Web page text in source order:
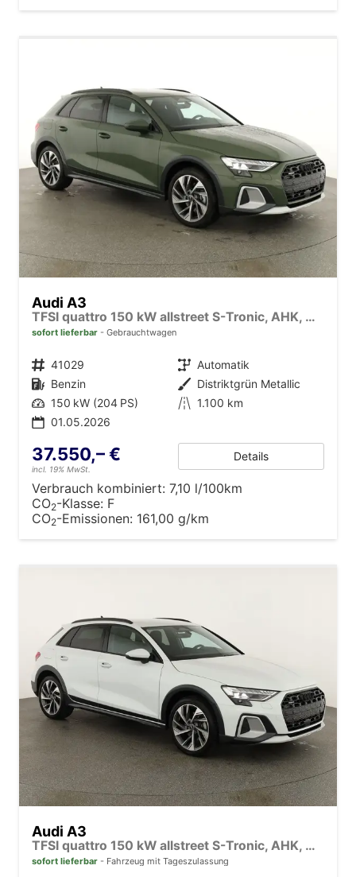
Audi A3
TFSI quattro 150 kW allstreet S-Tronic, AHK, Navi, 18-Zoll, 5-J. Garantie
sofort lieferbar Gebrauchtwagen
Fahrzeugnr. 41029 Getriebe Automatik
Kraftstoff Benzin Außenfarbe Distriktgrün Metallic
Leistung 150 kW (204 PS) Kilometerstand 1.100 km
01.05.2026
37.550,– €
incl. 19% MwSt.
Details
Verbrauch kombiniert: 7,10 l/100km
CO2-Klasse: F
CO2-Emissionen: 161,00 g/km
Audi A3
TFSI quattro 150 kW allstreet S-Tronic, AHK, Navi, 18-Zoll, 5-J. Garantie
sofort lieferbar Fahrzeug mit Tageszulassung